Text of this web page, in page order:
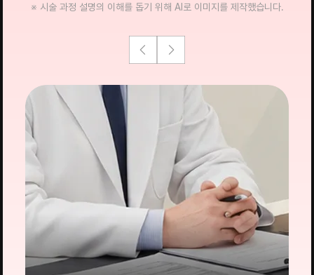
※ 시술 과정 설명의 이해를 돕기 위해 AI로 이미지를 제작했습니다.